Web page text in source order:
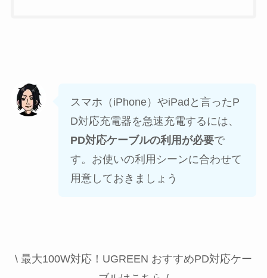
スマホ（iPhone）やiPadと言ったP
D対応充電器を急速充電するには、
PD対応ケーブルの利用が必要で
す。お使いの利用シーンに合わせて
用意しておきましょう
\ 最大100W対応！UGREEN おすすめPD対応ケー